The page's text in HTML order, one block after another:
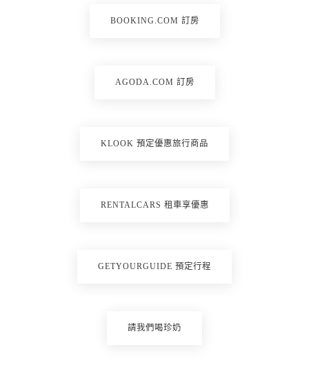
BOOKING.COM 訂房
AGODA.COM 訂房
KLOOK 預定優惠旅行商品
RENTALCARS 租車享優惠
GETYOURGUIDE 預定行程
請我們喝珍奶